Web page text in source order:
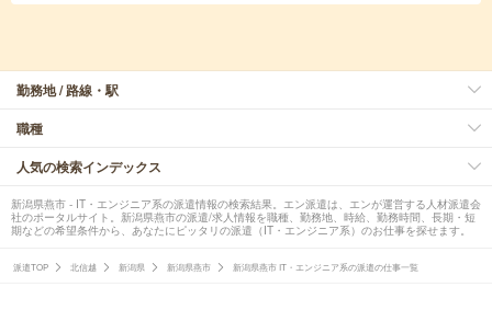
勤務地 / 路線・駅
職種
人気の検索インデックス
新潟県燕市 - IT・エンジニア系の派遣情報の検索結果。エン派遣は、エンが運営する人材派遣会
社のポータルサイト。新潟県燕市の派遣/求人情報を職種、勤務地、時給、勤務時間、長期・短
期などの希望条件から、あなたにピッタリの派遣（IT・エンジニア系）のお仕事を探せます。
派遣TOP 北信越 新潟県 新潟県燕市 新潟県燕市 IT・エンジニア系の派遣の仕事一覧